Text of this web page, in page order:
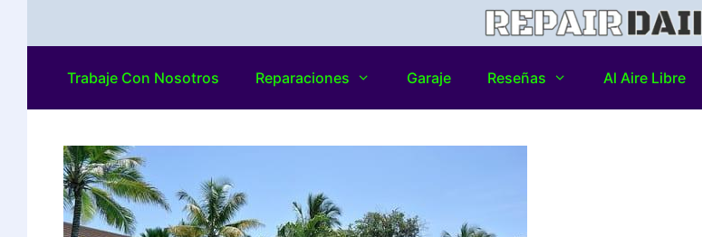
Trabaje Con Nosotros Reparaciones Garaje Reseñas Al Aire Libre